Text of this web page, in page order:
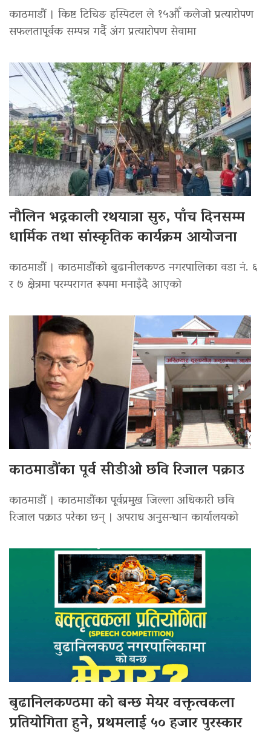
काठमाडौं । किष्ट टिचिङ हस्पिटल ले १५औँ कलेजो प्रत्यारोपण
सफलतापूर्वक सम्पन्न गर्दै अंग प्रत्यारोपण सेवामा
नौलिन भद्रकाली रथयात्रा सुरु, पाँच दिनसम्म
धार्मिक तथा सांस्कृतिक कार्यक्रम आयोजना
काठमाडौं । काठमाडौंको बुढानीलकण्ठ नगरपालिका वडा नं. ६
र ७ क्षेत्रमा परम्परागत रूपमा मनाइँदै आएको
काठमाडौंका पूर्व सीडीओ छवि रिजाल पक्राउ
काठमाडौं । काठमाडौंका पूर्वप्रमुख जिल्ला अधिकारी छवि
रिजाल पक्राउ परेका छन् । अपराध अनुसन्धान कार्यालयको
बुढानिलकण्ठमा को बन्छ मेयर वक्तृत्वकला
प्रतियोगिता हुने, प्रथमलाई ५० हजार पुरस्कार